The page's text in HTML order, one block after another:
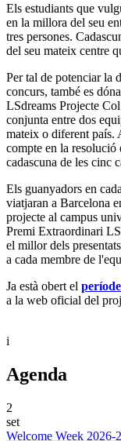
Els estudiants que
en la millora del seu
tres persones.
del seu mateix centre
Per tal de potenciar la
concurs, també es
LSdreams Projecte
conjunta entre dos
mateix o diferent país.
compte en la
cadascuna de les cinc
Els guanyadors en
viatjaran a Barcelona
projecte al campus
Premi Extraordinari
el millor dels
a cada membre de
Ja està obert el
a la web oficial del
i
Agenda
2
set
Welcome Week 2026-